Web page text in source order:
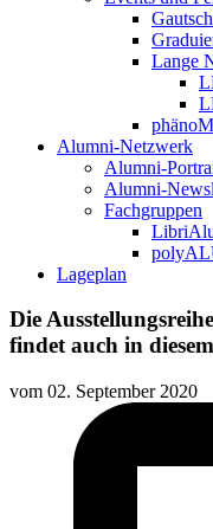
Lange
Alumni-Netzwerk
Alumni-
Alumni-
Fachgruppen
Lageplan
Die
findet auch in
vom 02. September 2020